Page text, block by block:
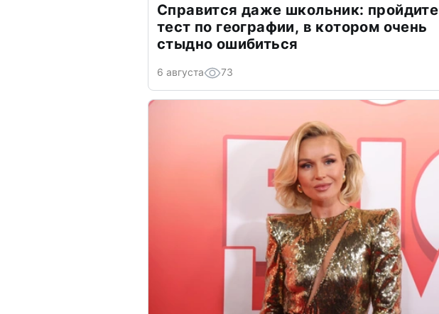
Справится даже школьник: пройдите
тест по географии, в котором очень
стыдно ошибиться
6 августа 73